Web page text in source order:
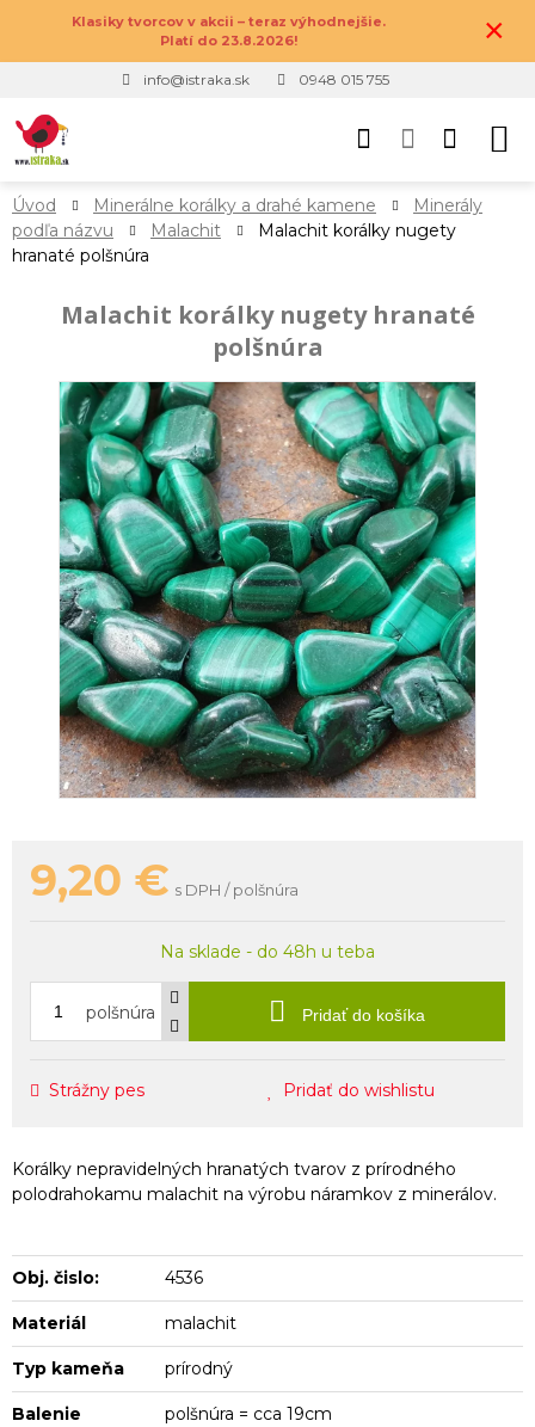
Klasiky tvorcov v akcii – teraz výhodnejšie.
Platí do 23.8.2026!
×
info@istraka.sk 0948 015 755
Úvod Minerálne korálky a drahé kamene
Minerály
podľa názvu
Malachit
Malachit korálky nugety
hranaté polšnúra
Malachit korálky nugety hranaté
polšnúra
9,20 € s DPH / polšnúra
Na sklade - do 48h u teba
polšnúra Pridať do košíka
Strážny pes Pridať do wishlistu
Korálky nepravidelných hranatých tvarov z prírodného
polodrahokamu malachit na výrobu náramkov z minerálov.
Obj. čislo: 4536
Materiál malachit
Typ kameňa prírodný
Balenie polšnúra = cca 19cm